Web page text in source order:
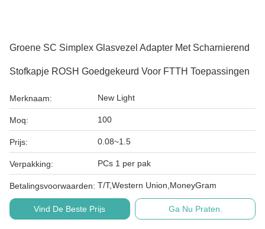
Groene SC Simplex Glasvezel Adapter Met Scharnierend
Stofkapje ROSH Goedgekeurd Voor FTTH Toepassingen
Merknaam: New Light
Moq: 100
Prijs: 0.08~1.5
Verpakking: PCs 1 per pak
Betalingsvoorwaarden: T/T,Western Union,MoneyGram
Vind De Beste Prijs Ga Nu Praten.